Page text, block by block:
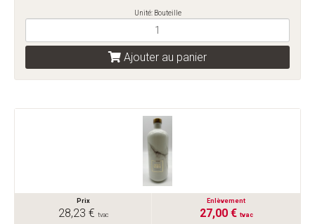
Unité: Bouteille
Ajouter au panier
Prix
28,23 € tvac
Enlèvement
27,00 € tvac